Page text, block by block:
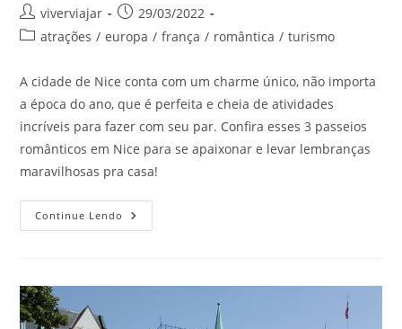
Autor
do
viverviajar
Post
publicado:
29/03/2022
Categoria
post:
atrações / europa / frança / romântica / turismo
A cidade de Nice conta com um charme único, não importa
a época do ano, que é perfeita e cheia de atividades
incríveis para fazer com seu par. Confira esses 3 passeios
românticos em Nice para se apaixonar e levar lembranças
maravilhosas pra casa!
Continue Lendo
Passeios
Curtir